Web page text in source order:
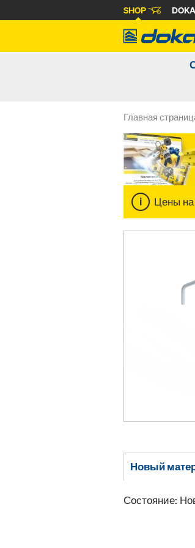
SHOP
Главная
Цены
Новый
Состояние: